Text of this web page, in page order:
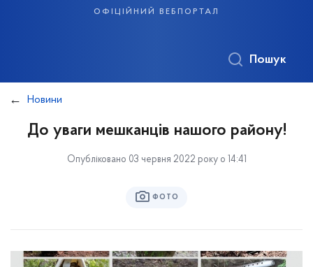
офіційний вебпортал
Пошук
Новини
До уваги мешканців нашого району!
Опубліковано 03 червня 2022 року о 14:41
ФОТО